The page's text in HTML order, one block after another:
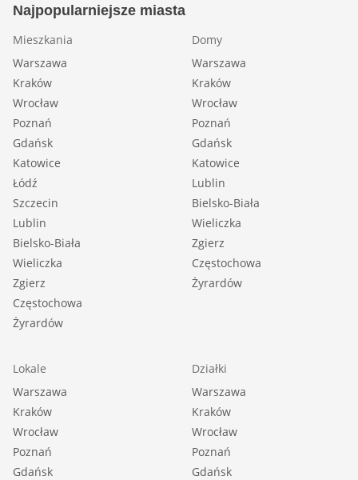
Najpopularniejsze miasta
Mieszkania
Warszawa
Kraków
Wrocław
Poznań
Gdańsk
Katowice
Łódź
Szczecin
Lublin
Bielsko-Biała
Wieliczka
Zgierz
Częstochowa
Żyrardów
Domy
Warszawa
Kraków
Wrocław
Poznań
Gdańsk
Katowice
Lublin
Bielsko-Biała
Wieliczka
Zgierz
Częstochowa
Żyrardów
Lokale
Warszawa
Kraków
Wrocław
Poznań
Gdańsk
Działki
Warszawa
Kraków
Wrocław
Poznań
Gdańsk